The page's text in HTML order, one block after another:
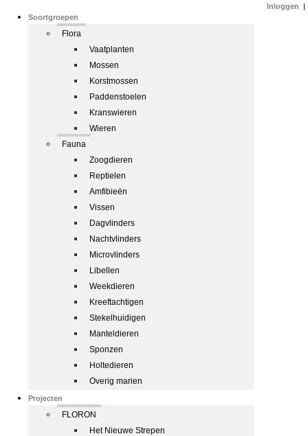
Soortgroepen
Flora
Vaatplanten
Mossen
Korstmossen
Paddenstoelen
Kranswieren
Wieren
Fauna
Zoogdieren
Reptielen
Amfibieën
Vissen
Dagvlinders
Nachtvlinders
Microvlinders
Libellen
Weekdieren
Kreeftachtigen
Stekelhuidigen
Manteldieren
Sponzen
Holtedieren
Overig marien
Projecten
FLORON
Het Nieuwe Strepen
Inloggen |